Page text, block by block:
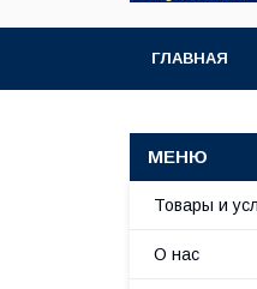
ГЛАВНАЯ
Товары и
О нас